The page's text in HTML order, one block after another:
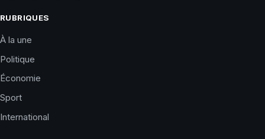
RUBRIQUES
À la une
Politique
Économie
Sport
International